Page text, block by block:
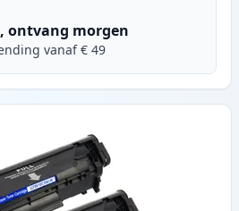
ontvang morgen
vanaf € 49